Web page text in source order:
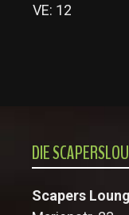
VE: 12
DIE
Scapers